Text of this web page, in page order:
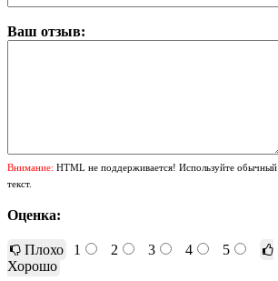
Ваш отзыв:
Внимание: HTML не поддерживается! Используйте обычный
текст.
Оценка:
Плохо 1 2 3 4
5
Хорошо